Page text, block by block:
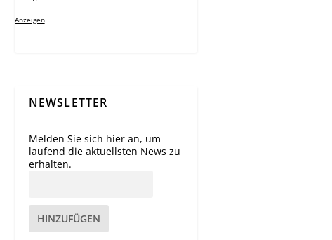
Anzeigen
NEWSLETTER
Melden Sie sich hier an, um
laufend die aktuellsten News zu
erhalten.
HINZUFÜGEN